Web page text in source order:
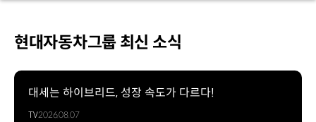
현대자동차그룹 최신 소식
대세는 하이브리드, 성장 속도가 다르다!
TV2026.08.07